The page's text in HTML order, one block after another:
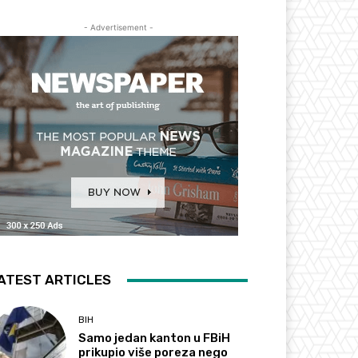
- Advertisement -
ARTICLES
BIH
Samo jedan kanton u FBiH
prikupio više poreza nego